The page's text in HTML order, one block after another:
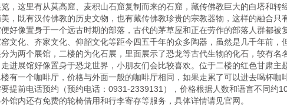
，这里有从莫高窟、麦积山石窟复制而来的石窟，藏传佛教巨大的白塔和转
，既有汉传佛教的历史文物，也有藏传佛教珍贵的宗教器物，这样的融合只
好像置身于一个远古时期的部落，古代的茅草屋和正在劳作的部落人群都被
文化、齐家文化、仰韶文化等距今四五千年的众多陶器，虽然是几千年前，
为两个展馆，二楼的为化石展，里面展示了恐龙等古代生物的化石，较有名
进展馆好像置身于恐龙世界，小朋友们会比较喜欢。位于二楼的红色甘肃主
有一个咖啡厅，价格与外面一般的咖啡厅相同，如果走累了可以进去喝杯咖
提前电话预约（预约电话：0931-2339131），价格根据人数和语言不同约
馆内还有免费的轮椅借用和行李寄存等服务，具体详情请见官网。